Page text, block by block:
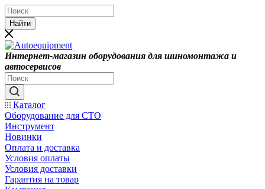
Найти
Интернет-магазин оборудования для шиномонтажа и
автосервисов
Каталог
Оборудование для СТО
Инструмент
Новинки
Оплата и доставка
Условия оплаты
Условия доставки
Гарантия на товар